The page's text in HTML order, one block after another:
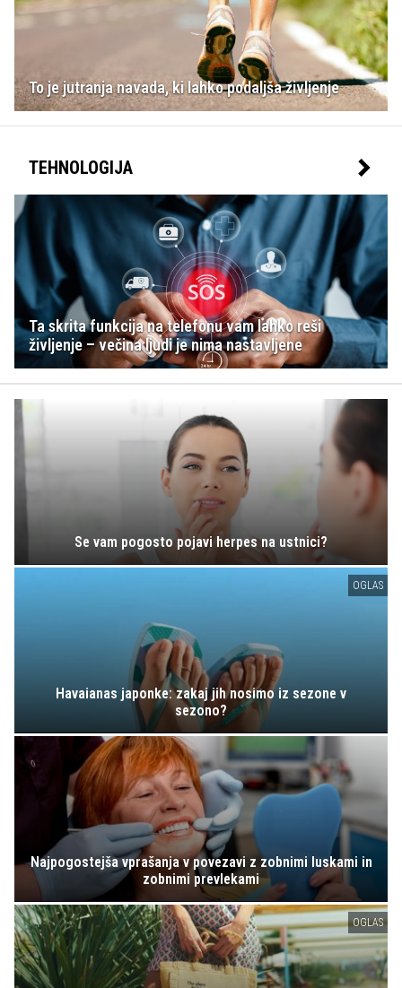
To je jutranja navada, ki lahko podaljša življenje
TEHNOLOGIJA
Ta skrita funkcija na telefonu vam lahko reši
življenje – večina ljudi je nima nastavljene
Se vam pogosto pojavi herpes na ustnici?
OGLAS
Havaianas japonke: zakaj jih nosimo iz sezone v
sezono?
Najpogostejša vprašanja v povezavi z zobnimi luskami in
zobnimi prevlekami
OGLAS